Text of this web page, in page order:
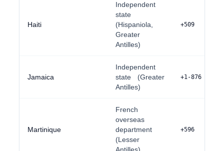
Haiti
Independent
state
(Hispaniola,
Greater
Antilles)
+509
Jamaica
Independent
state (Greater
Antilles)
+1-876
Martinique
French
overseas
department
(Lesser
+596